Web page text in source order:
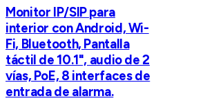
Monitor IP/SIP para
interior con Android, Wi-
Fi, Bluetooth, Pantalla
táctil de 10.1", audio de 2
vías, PoE, 8 interfaces de
entrada de alarma.